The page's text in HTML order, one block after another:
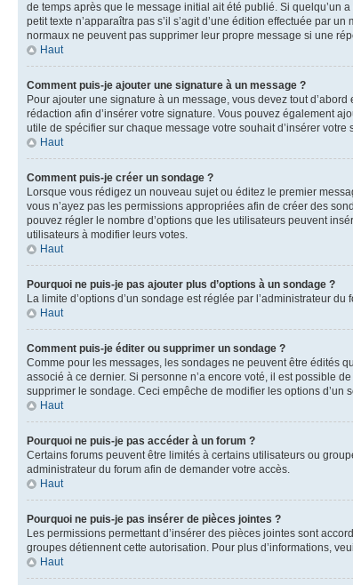
de temps après que le message initial ait été publié. Si quelqu’un
petit texte n’apparaîtra pas s’il s’agit d’une édition effectuée par
normaux ne peuvent pas supprimer leur propre message si une
Haut
Comment puis-je ajouter une signature à un message ?
Pour ajouter une signature à un message, vous devez tout
rédaction afin d’insérer votre signature. Vous pouvez également
utile de spécifier sur chaque message votre souhait d’insérer votre
Haut
Comment puis-je créer un sondage ?
Lorsque vous rédigez un nouveau sujet ou éditez le premier
vous n’ayez pas les permissions appropriées afin de créer des
pouvez régler le nombre d’options que les utilisateurs peuvent
utilisateurs à modifier leurs votes.
Haut
Pourquoi ne puis-je pas ajouter plus d’options à un sondage ?
La limite d’options d’un sondage est réglée par l’administrateur
Haut
Comment puis-je éditer ou supprimer un sondage ?
Comme pour les messages, les sondages ne peuvent être édités
associé à ce dernier. Si personne n’a encore voté, il est possible
supprimer le sondage. Ceci empêche de modifier les options d’un
Haut
Pourquoi ne puis-je pas accéder à un forum ?
Certains forums peuvent être limités à certains utilisateurs ou
administrateur du forum afin de demander votre accès.
Haut
Pourquoi ne puis-je pas insérer de pièces jointes ?
Les permissions permettant d’insérer des pièces jointes sont
groupes détiennent cette autorisation. Pour plus d’informations,
Haut